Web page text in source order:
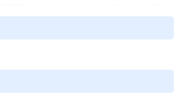
持つプロフェッショナルチームによって支え
とによって成果を最大化することが可能に
各業界で日本をリードする企業様を中心に導